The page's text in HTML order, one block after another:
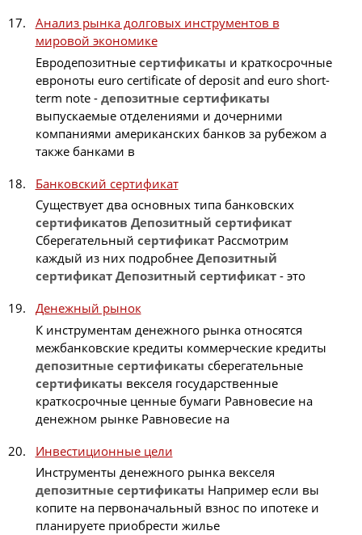
Анализ рынка долговых инструментов в
мировой экономике
Евродепозитные сертификаты и краткосрочные
евроноты euro certificate of deposit and euro short-
term note - депозитные сертификаты
выпускаемые отделениями и дочерними
компаниями американских банков за рубежом а
также банками в
Банковский сертификат
Существует два основных типа банковских
сертификатов Депозитный сертификат
Сберегательный сертификатРассмотрим
каждый из них подробнее Депозитный
сертификат Депозитный сертификат- это
Денежный рынок
К инструментам денежного рынка относятся
межбанковские кредиты коммерческие кредиты
депозитные сертификаты сберегательные
сертификаты векселя государственные
краткосрочные ценные бумаги Равновесие на
денежном рынке Равновесие на
Инвестиционные цели
Инструменты денежного рынка векселя
депозитные сертификаты Например если вы
копите на первоначальный взнос по ипотеке и
планируете приобрести жилье